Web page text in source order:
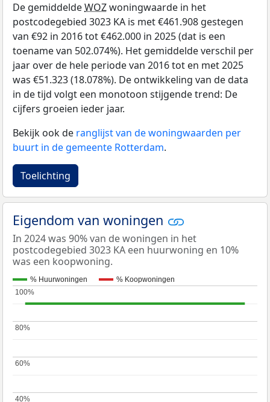
De gemiddeldeWOZwoningwaarde in het
postcodegebied 3023 KA is met €461.908 gestegen
van €92 in 2016 tot €462.000 in 2025 (dat is een
toename van 502.074%). Het gemiddelde verschil per
jaar over de hele periode van 2016 tot en met 2025
was €51.323 (18.078%). De ontwikkeling van de data
in de tijd volgt een monotoon stijgende trend: De
cijfers groeien ieder jaar.
Bekijk ook de ranglijst van de woningwaarden per
buurt in de gemeente Rotterdam.
Toelichting
Eigendom van woningen
In 2024 was 90% van de woningen in het
postcodegebied 3023 KA een huurwoning en 10%
was een koopwoning.
% Huurwoningen % Koopwoningen
40%
40%
60%
60%
80%
80%
100%
100%